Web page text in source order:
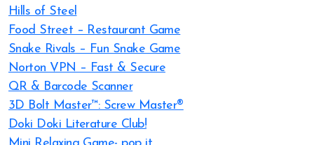
Hills of Steel
Food Street – Restaurant Game
Snake Rivals – Fun Snake Game
Norton VPN – Fast & Secure
QR & Barcode Scanner
3D Bolt Master™: Screw Master®
Doki Doki Literature Club!